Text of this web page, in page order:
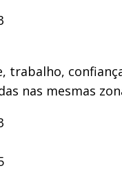
nas mesmas